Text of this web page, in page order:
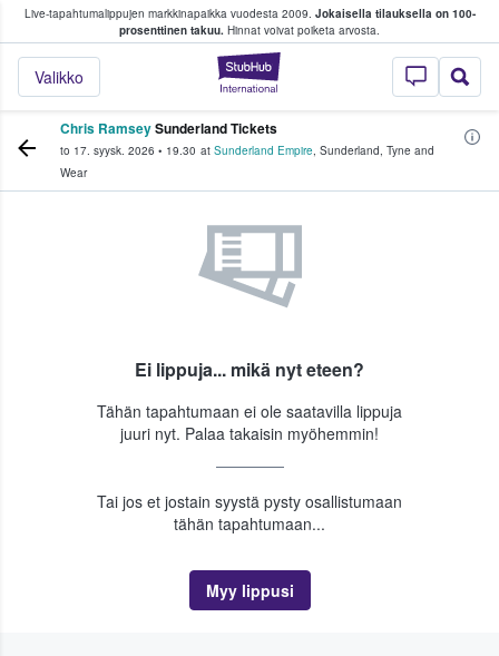
Live-tapahtumalippujen markkinapaikka vuodesta 2009. Jokaisella tilauksella on 100-
prosenttinen takuu. Hinnat voivat poiketa arvosta.
StubHub -
Valikko
fanit ostavat ja myyvät lippuja
Chris RamseySunderland Tickets
to 17. syysk. 2026 • 19.30 at Sunderland Empire, Sunderland, Tyne and
Wear
Ei lippuja... mikä nyt eteen?
Tähän tapahtumaan ei ole saatavilla lippuja
juuri nyt. Palaa takaisin myöhemmin!
Tai jos et jostain syystä pysty osallistumaan
tähän tapahtumaan...
Myy lippusi